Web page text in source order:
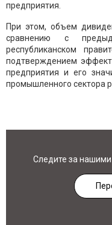
предприятия.
При этом, объем
сравнению с
республиканском
подтверждением
предприятия и его
промышленного сектора
Следите за